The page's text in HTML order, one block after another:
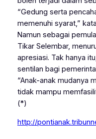
“Gedung serta
memenuhi syarat,”
Namun sebagai
Tikar Selembar,
apresiasi. Tak hanya
sentilan bagi
“Anak-anak mudanya
tidak mampu
(*)
http://